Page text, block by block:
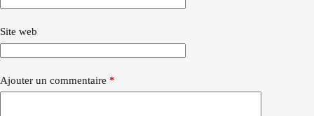
Site web
Ajouter un commentaire *